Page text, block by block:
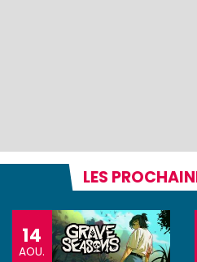
LES
14
AOU.